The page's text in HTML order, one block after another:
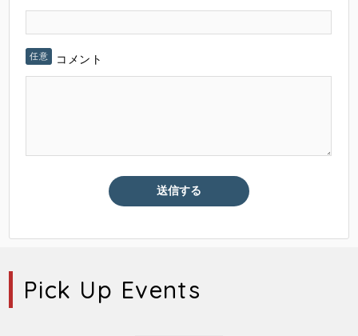
コメント
Pick Up Events